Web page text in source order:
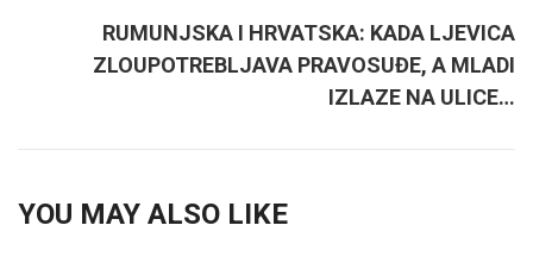
RUMUNJSKA I HRVATSKA: KADA LJEVICA
ZLOUPOTREBLJAVA PRAVOSUĐE, A MLADI
IZLAZE NA ULICE…
YOU MAY ALSO LIKE